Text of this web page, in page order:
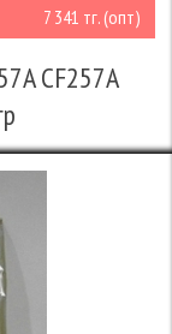
7 341 тг. (опт)
CF257A